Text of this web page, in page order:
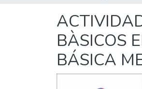
BÀSICOS
BÁSICA